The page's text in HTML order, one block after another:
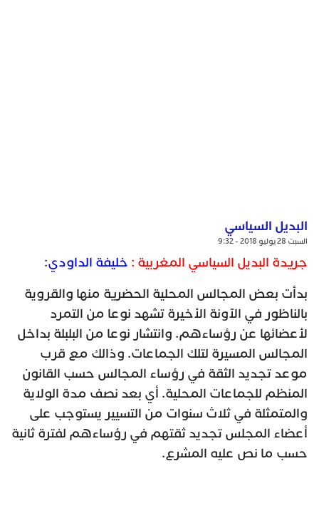
البديل السياسي
السبت 28 يوليو 2018 - 9:32
جريدة البديل السياسي المغربية : خليفة الداودي:
بدأت بعض المجالس المحلية الحضرية منها والقروية
بالناظور في الآونة الأخيرة تشهد نوعا من التمرد
لأعضائها عن رؤساءهم. وانتشار نوعا من البلبلة بداخل
المجالس المسيرة لتلك الجماعات. وذالك مع قرب
موعد تجديد الثقة في رؤساء المجالس حسب القانون
المنظم للجماعات المحلية. أي بعد نصف مدة الولاية
والمتمثلة في ثلاث سنوات من التسيير يستوجب على
أعضاء المجلس تجديد ثقتهم في رؤساءهم لفترة ثانية
حسب ما نص عليه المشرع.